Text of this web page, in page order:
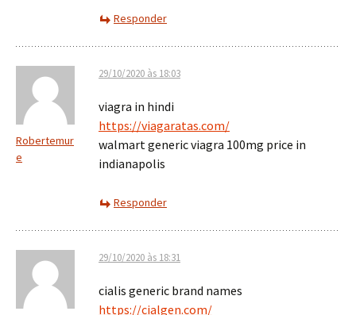
Responder
Robertemur
e
29/10/2020 às 18:03
viagra in hindi
https://viagaratas.com/
walmart generic viagra 100mg price in
indianapolis
Responder
29/10/2020 às 18:31
cialis generic brand names
https://cialgen.com/